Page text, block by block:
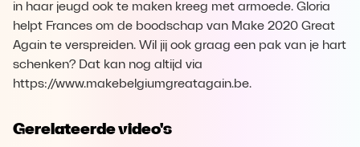
in haar jeugd ook te maken kreeg met armoede. Gloria
helpt Frances om de boodschap van Make 2020 Great
Again te verspreiden. Wil jij ook graag een pak van je hart
schenken? Dat kan nog altijd via
https://www.makebelgiumgreatagain.be.
Gerelateerde video's